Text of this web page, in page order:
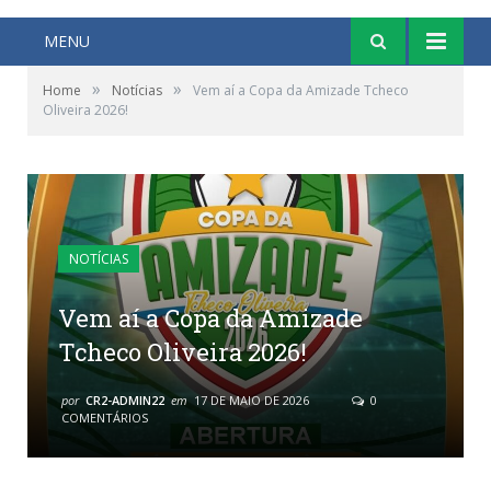
MENU
Home » Notícias »
Vem aí a Copa da Amizade Tcheco
Oliveira 2026!
NOTÍCIAS
Vem aí a Copa da Amizade
Tcheco Oliveira 2026!
por CR2-ADMIN22 em 17 DE MAIO DE 2026
0
COMENTÁRIOS